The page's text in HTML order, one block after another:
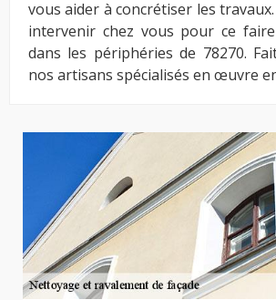
vous aider à concrétiser les
intervenir chez vous pour ce
dans les périphéries de 78270.
nos artisans spécialisés en œuvre